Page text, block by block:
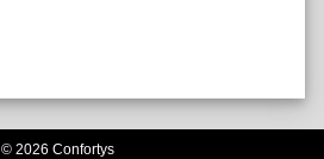
© 2026 Confortys